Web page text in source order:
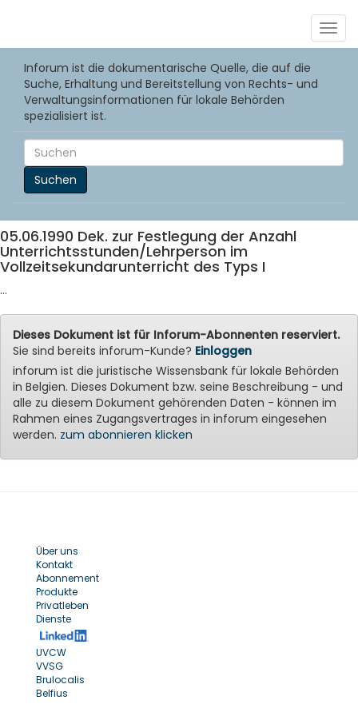
Inforum ist die dokumentarische Quelle, die auf die
Suche, Erhaltung und Bereitstellung von Rechts- und
Verwaltungsinformationen für lokale Behörden
spezialisiert ist.
Suchen
05.06.1990 Dek. zur Festlegung der Anzahl
Unterrichtsstunden/Lehrperson im
Vollzeitsekundarunterricht des Typs I
...
Dieses Dokument ist für Inforum-Abonnenten reserviert.
Sie sind bereits inforum-Kunde? Einloggen
inforum ist die juristische Wissensbank für lokale Behörden
in Belgien. Dieses Dokument bzw. seine Beschreibung - und
alle zu diesem Dokument gehörenden Daten - können im
Rahmen eines Zugangsvertrages in inforum eingesehen
werden. zum abonnieren klicken
Über uns
Kontakt
Abonnement
Produkte
Privatleben
Dienste
UVCW
VVSG
Brulocalis
Belfius